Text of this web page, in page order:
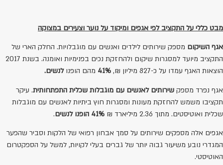
מבט כללי על התקציב לפי אגפים ומיקוד על נוער וצעירים במצוקה
אגף השיקום מספק שירותים לילדים ואנשים עם מוגבלויות. החלק הארי של
התקציב מיועד למסגרות שיקום ולהחזקת נכים בפנימיות ואומנה. בשנת 2017
הוצאות האגף עמדו על כ-827 מיליון ₪,
41% מהם הופנולנשים.
אגף נפרד מספק שירותים לאנשים עם מוגבלות שכלית התפתחותית. עיקר
תקציבו משמש להחזקת מעונות ומסגרות חוץ ביתיות לאנשים עם מוגבלות
שכלית ואוטיסטים. מתוך 2.36 מיליארד ₪
41% הופנו לנשים .
אגפים אלה מספקים שירותים על סמך אבחון רפואי של הלקות וסביר שהפער
המגדרי נובע משיעור גבוה יותר של גברים בעלי לקויות, למשל על הספקטרום
האוטיסטי.